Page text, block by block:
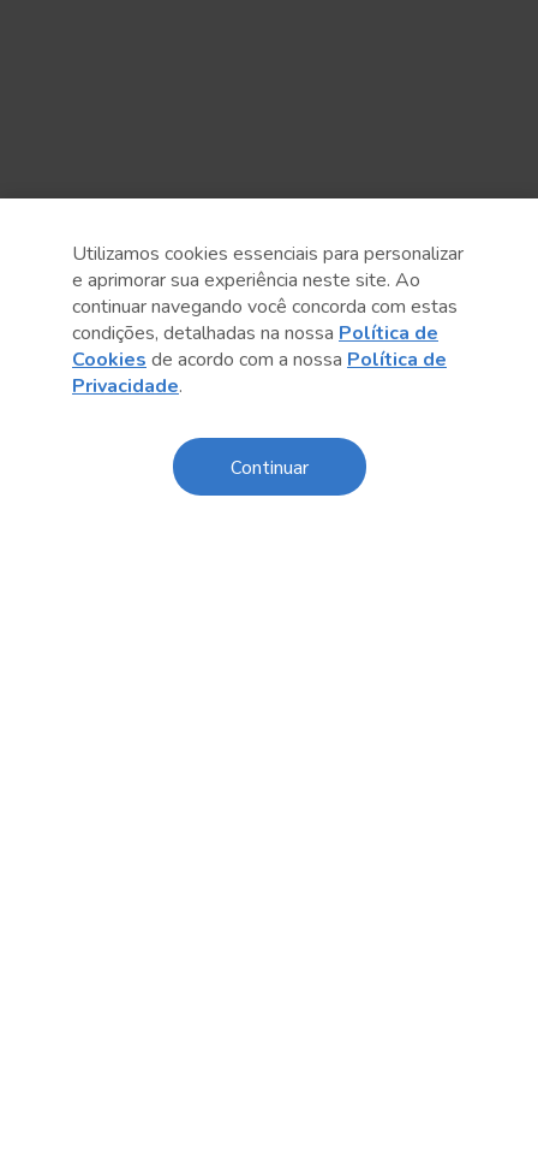
Anterior Próximo post
Utilizamos cookies essenciais para personalizar
e aprimorar sua experiência neste site. Ao
continuar navegando você concorda com estas
condições, detalhadas na nossa Política de
Cookies de acordo com a nossa Política de
Privacidade.
Continuar